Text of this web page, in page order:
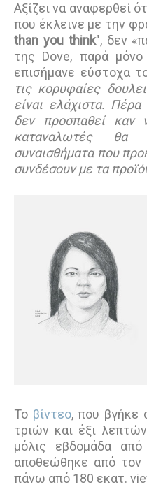
Αξίζει να αναφερθεί
που έκλεινε με την
than you think", δεν
της Dove, παρά
επισήμανε εύστοχα
τις κορυφαίες
είναι ελάχιστα.
δεν προσπαθεί καν
καταναλωτές θα
συναισθήματα που
συνδέσουν με τα
Το βίντεο, που βγήκε
τριών και έξι
μόλις εβδομάδα
αποθεώθηκε από τον
πάνω από 180 εκατ.